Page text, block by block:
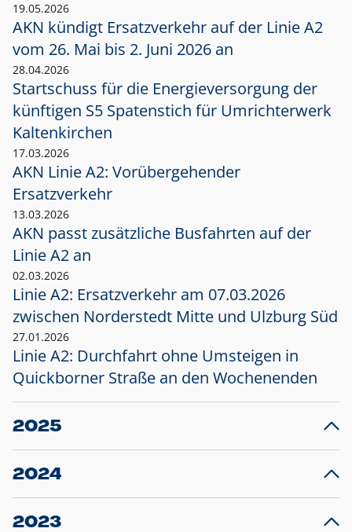
19.05.2026
AKN kündigt Ersatzverkehr auf der Linie A2
vom 26. Mai bis 2. Juni 2026 an
28.04.2026
Startschuss für die Energieversorgung der
künftigen S5 Spatenstich für Umrichterwerk
Kaltenkirchen
17.03.2026
AKN Linie A2: Vorübergehender
Ersatzverkehr
13.03.2026
AKN passt zusätzliche Busfahrten auf der
Linie A2 an
02.03.2026
Linie A2: Ersatzverkehr am 07.03.2026
zwischen Norderstedt Mitte und Ulzburg Süd
27.01.2026
Linie A2: Durchfahrt ohne Umsteigen in
Quickborner Straße an den Wochenenden
2025
23.12.2025
Projekt S5: Start der Bauarbeiten am
2024
10.12.2024
Großprojekt S5: Sperrung der Bahnstraße in
2023